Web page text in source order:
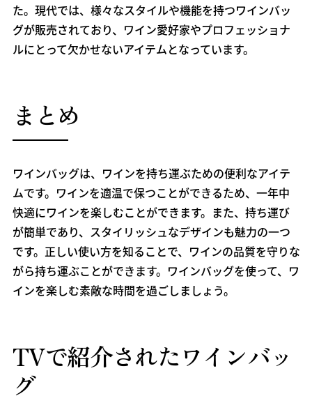
た。現代では、様々なスタイルや機能を持つワインバッ
グが販売されており、ワイン愛好家やプロフェッショナ
ルにとって欠かせないアイテムとなっています。
まとめ
ワインバッグは、ワインを持ち運ぶための便利なアイテ
ムです。ワインを適温で保つことができるため、一年中
快適にワインを楽しむことができます。また、持ち運び
が簡単であり、スタイリッシュなデザインも魅力の一つ
です。正しい使い方を知ることで、ワインの品質を守りな
がら持ち運ぶことができます。ワインバッグを使って、ワ
インを楽しむ素敵な時間を過ごしましょう。
TVで紹介されたワインバッ
グ